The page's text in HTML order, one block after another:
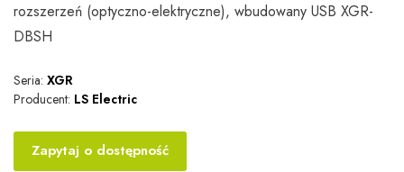
rozszerzeń (optyczno-elektryczne), wbudowany USB XGR-
DBSH
Seria: XGR
Producent: LS Electric
Zapytaj o dostępność